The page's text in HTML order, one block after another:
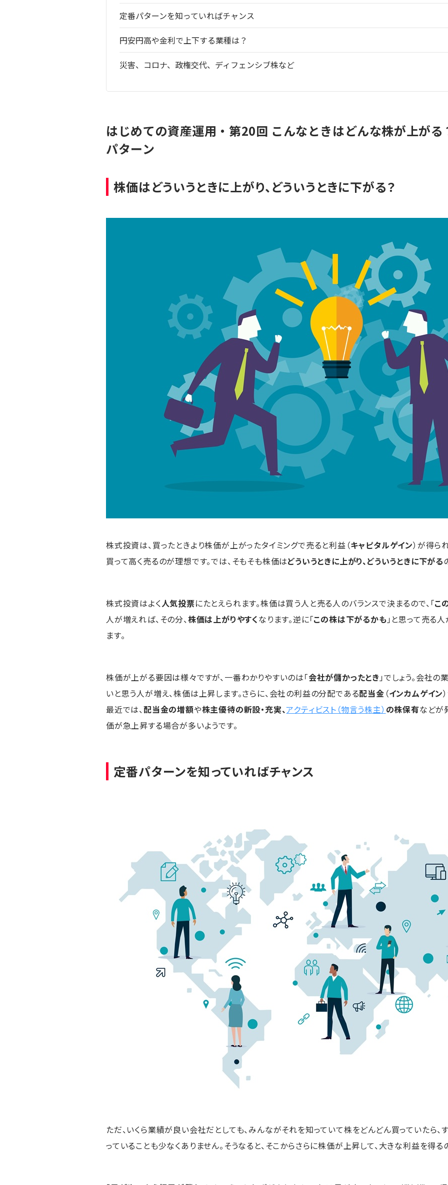
定番パターンを知っていればチャンス
円安円高や金利で上下する業種は？
災害、コロナ、政権交代、ディフェンシブ株など
はじめての資産運用・第20回 こんなときはどんな株が上が
パターン
株価はどういうときに上がり、どういうときに下がる？
株式投資は、買ったときより株価が上がったタイミングで売ると利益（キャピタルゲイン）が得ら
買って高く売るのが理想です。では、そもそも株価はどういうときに上がり、どういうときに下がる
株式投資はよく人気投票にたとえられます。株価は買う人と売る人のバランスで決まるので、「こ
人が増えれば、その分、株価は上がりやすくなります。逆に「この株は下がるかも 」と思って売る
ます。
株価が上がる要因は様々ですが、一番わかりやすいのは「会社が儲かったとき 」でしょう。会社
いと思う人が増え、株価は上昇します。さらに、会社の利益の分配である配当金 （インカムゲイン
最近では、配当金の増額や株主優待の新設・充実、アクティビスト（物言う株主） の株保有などが
価が急上昇する場合が多いようです。
定番パターンを知っていればチャンス
ただ、いくら業績が良い会社だとしても、みんながそれを知っていて株をどんどん買っていたら
っていることも少なくありません。そうなると、そこからさらに株価が上昇して、大きな利益を得る